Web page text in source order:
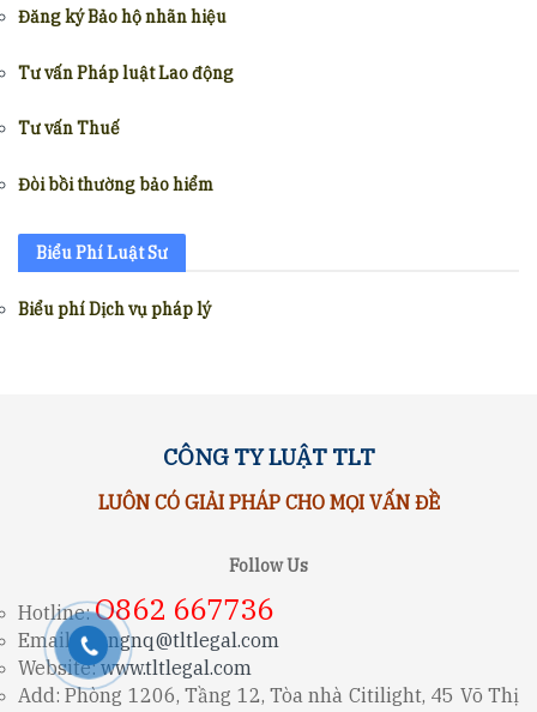
Đăng ký Bảo hộ nhãn hiệu
Tư vấn Pháp luật Lao động
Tư vấn Thuế
Đòi bồi thường bảo hiểm
Biểu Phí Luật Sư
Biểu phí Dịch vụ pháp lý
CÔNG TY LUẬT TLT
LUÔN CÓ GIẢI PHÁP CHO MỌI VẤN ĐỀ
Follow Us
Hotline:O862 667736
Email: trungnq@tltlegal.com
Website:www.tltlegal.com
Add: Phòng 1206, Tầng 12, Tòa nhà Citilight, 45 Võ Thị